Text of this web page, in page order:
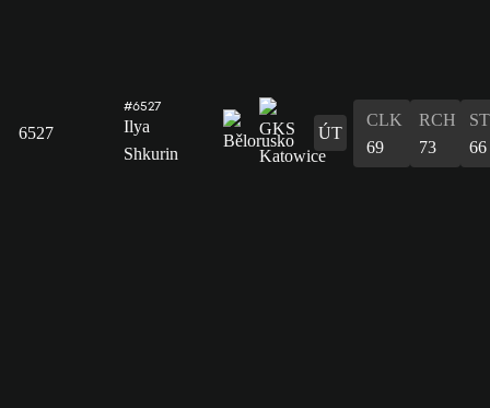
6527
#6527
Ilya
Shkurin
ÚT
CLK
69
RCH
73
66